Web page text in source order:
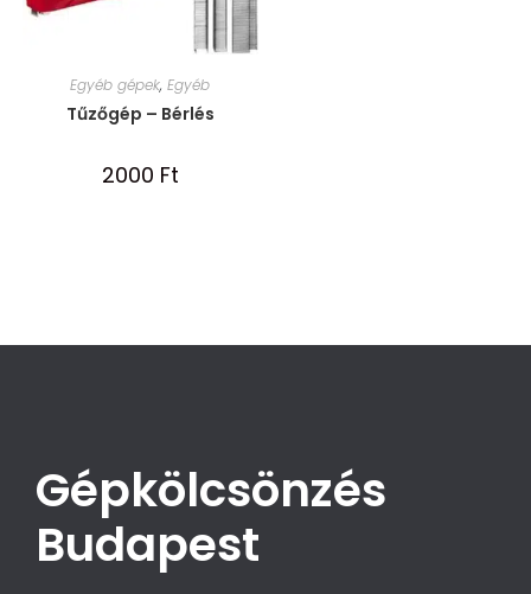
Egyéb gépek,Egyéb
Tűzőgép – Bérlés
2000 Ft
Gépkölcsönzés
Budapest